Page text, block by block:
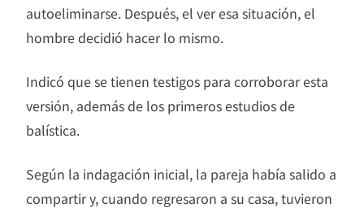
autoeliminarse. Después, el ver esa situación, el
hombre decidió hacer lo mismo.
Indicó que se tienen testigos para corroborar esta
versión, además de los primeros estudios de
balística.
Según la indagación inicial, la pareja había salido a
compartir y, cuando regresaron a su casa, tuvieron